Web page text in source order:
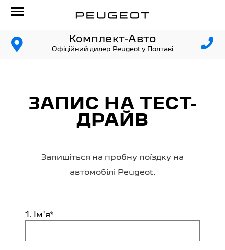
Комплект-Авто
Офіційний дилер Peugeot у Полтаві
ЗАПИС НА ТЕСТ-
ДРАЙВ
Запишіться на пробну поїздку на
автомобілі Peugeot.